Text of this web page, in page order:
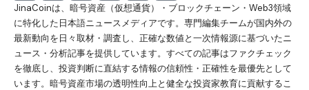
JinaCoinは、暗号資産（仮想通貨）・ブロックチェーン・Web3領域
に特化した日本語ニュースメディアです。専門編集チームが国内外の
最新動向を日々取材・調査し、正確な数値と一次情報源に基づいたニ
ュース・分析記事を提供しています。すべての記事はファクチェック
を徹底し、投資判断に直結する情報の信頼性・正確性を最優先として
います。暗号資産市場の透明性向上と健全な投資家教育に貢献するこ